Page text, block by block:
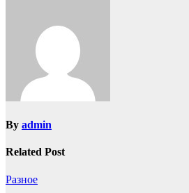
By admin
Related Post
Разное